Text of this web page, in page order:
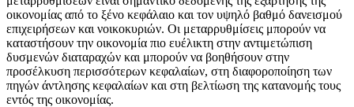
οικονομίας από το ξένο κεφάλαιο και τον υψηλό βαθμό δανεισμού
επιχειρήσεων και νοικοκυριών. Οι μεταρρυθμίσεις μπορούν να
καταστήσουν την οικονομία πιο ευέλικτη στην αντιμετώπιση
δυσμενών διαταραχών και μπορούν να βοηθήσουν στην
προσέλκυση περισσότερων κεφαλαίων, στη διαφοροποίηση των
πηγών άντλησης κεφαλαίων και στη βελτίωση της κατανομής τους
εντός της οικονομίας.